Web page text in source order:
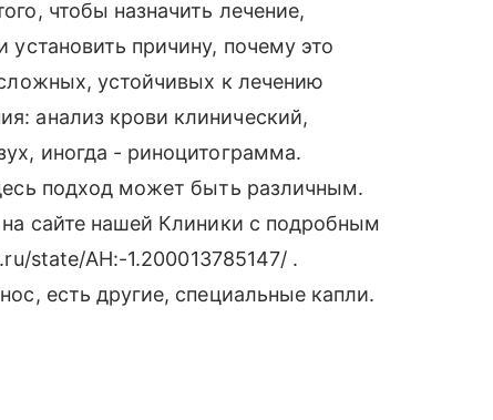
чтобы назначить лечение,
установить причину, почему это
устойчивых к лечению
анализ крови клинический,
иногда - риноцитограмма.
подход может быть различным.
сайте нашей Клиники с подробным
state/AH:-1.200013785147/ .
есть другие, специальные капли.